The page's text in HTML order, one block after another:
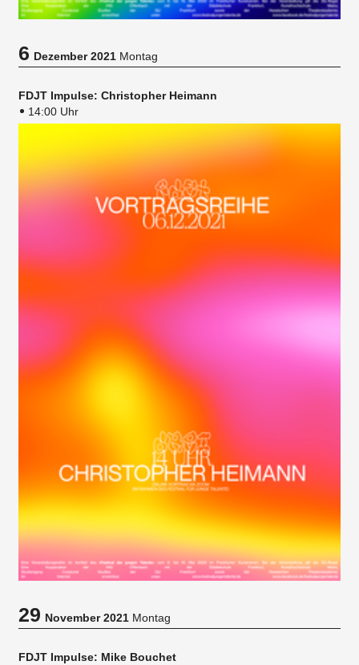
6Dezember 2021 Montag
FDJT Impulse: Christopher Heimann
14:00 Uhr
29November 2021 Montag
FDJT Impulse: Mike Bouchet